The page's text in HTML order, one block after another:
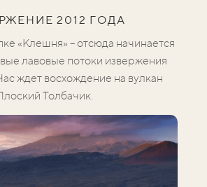
2012 ГОДА
«Клешня» – отсюда начинается
лавовые потоки извержения
ждет восхождение на вулкан
Толбачик.